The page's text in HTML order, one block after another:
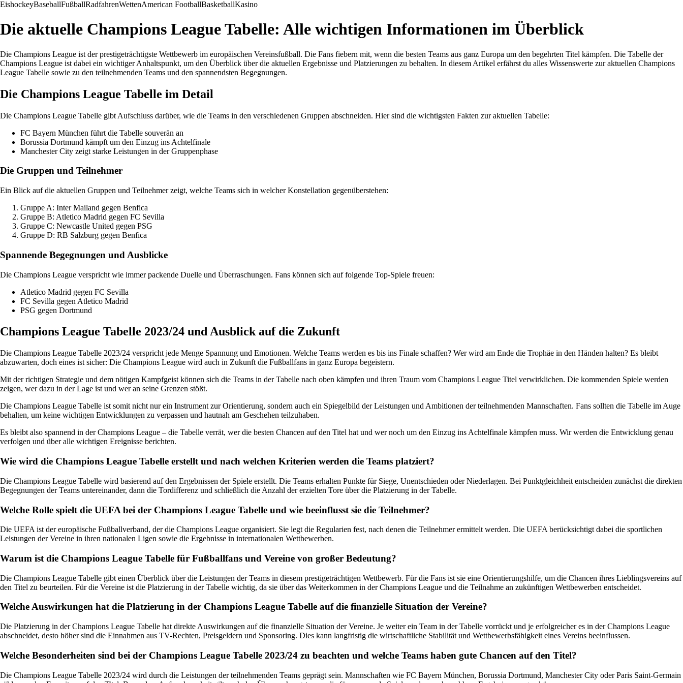
EishockeyBaseballFußballRadfahrenWettenAmerican FootballBasketballKasino
Die aktuelle Champions League Tabelle: Alle wichtigen Informationen im Überblick
Die Champions League ist der prestigeträchtigste Wettbewerb im europäischen Vereinsfußball. Die Fans fiebern mit, wenn die besten Teams aus ganz Europa um den begehrten Titel kämpfen. Die Tabelle der
Champions League ist dabei ein wichtiger Anhaltspunkt, um den Überblick über die aktuellen Ergebnisse und Platzierungen zu behalten. In diesem Artikel erfährst du alles Wissenswerte zur aktuellen Champions
League Tabelle sowie zu den teilnehmenden Teams und den spannendsten Begegnungen.
Die Champions League Tabelle im Detail
Die Champions League Tabelle gibt Aufschluss darüber, wie die Teams in den verschiedenen Gruppen abschneiden. Hier sind die wichtigsten Fakten zur aktuellen Tabelle:
FC Bayern München führt die Tabelle souverän an
Borussia Dortmund kämpft um den Einzug ins Achtelfinale
Manchester City zeigt starke Leistungen in der Gruppenphase
Die Gruppen und Teilnehmer
Ein Blick auf die aktuellen Gruppen und Teilnehmer zeigt, welche Teams sich in welcher Konstellation gegenüberstehen:
Gruppe A: Inter Mailand gegen Benfica
Gruppe B: Atletico Madrid gegen FC Sevilla
Gruppe C: Newcastle United gegen PSG
Gruppe D: RB Salzburg gegen Benfica
Spannende Begegnungen und Ausblicke
Die Champions League verspricht wie immer packende Duelle und Überraschungen. Fans können sich auf folgende Top-Spiele freuen:
Atletico Madrid gegen FC Sevilla
FC Sevilla gegen Atletico Madrid
PSG gegen Dortmund
Champions League Tabelle 2023/24 und Ausblick auf die Zukunft
Die Champions League Tabelle 2023/24 verspricht jede Menge Spannung und Emotionen. Welche Teams werden es bis ins Finale schaffen? Wer wird am Ende die Trophäe in den Händen halten? Es bleibt
abzuwarten, doch eines ist sicher: Die Champions League wird auch in Zukunft die Fußballfans in ganz Europa begeistern.
Mit der richtigen Strategie und dem nötigen Kampfgeist können sich die Teams in der Tabelle nach oben kämpfen und ihren Traum vom Champions League Titel verwirklichen. Die kommenden Spiele werden
zeigen, wer dazu in der Lage ist und wer an seine Grenzen stößt.
Die Champions League Tabelle ist somit nicht nur ein Instrument zur Orientierung, sondern auch ein Spiegelbild der Leistungen und Ambitionen der teilnehmenden Mannschaften. Fans sollten die Tabelle im Auge
behalten, um keine wichtigen Entwicklungen zu verpassen und hautnah am Geschehen teilzuhaben.
Es bleibt also spannend in der Champions League – die Tabelle verrät, wer die besten Chancen auf den Titel hat und wer noch um den Einzug ins Achtelfinale kämpfen muss. Wir werden die Entwicklung genau
verfolgen und über alle wichtigen Ereignisse berichten.
Wie wird die Champions League Tabelle erstellt und nach welchen Kriterien werden die Teams platziert?
Die Champions League Tabelle wird basierend auf den Ergebnissen der Spiele erstellt. Die Teams erhalten Punkte für Siege, Unentschieden oder Niederlagen. Bei Punktgleichheit entscheiden zunächst die direkten
Begegnungen der Teams untereinander, dann die Tordifferenz und schließlich die Anzahl der erzielten Tore über die Platzierung in der Tabelle.
Welche Rolle spielt die UEFA bei der Champions League Tabelle und wie beeinflusst sie die Teilnehmer?
Die UEFA ist der europäische Fußballverband, der die Champions League organisiert. Sie legt die Regularien fest, nach denen die Teilnehmer ermittelt werden. Die UEFA berücksichtigt dabei die sportlichen
Leistungen der Vereine in ihren nationalen Ligen sowie die Ergebnisse in internationalen Wettbewerben.
Warum ist die Champions League Tabelle für Fußballfans und Vereine von großer Bedeutung?
Die Champions League Tabelle gibt einen Überblick über die Leistungen der Teams in diesem prestigeträchtigen Wettbewerb. Für die Fans ist sie eine Orientierungshilfe, um die Chancen ihres Lieblingsvereins auf
den Titel zu beurteilen. Für die Vereine ist die Platzierung in der Tabelle wichtig, da sie über das Weiterkommen in der Champions League und die Teilnahme an zukünftigen Wettbewerben entscheidet.
Welche Auswirkungen hat die Platzierung in der Champions League Tabelle auf die finanzielle Situation der Vereine?
Die Platzierung in der Champions League Tabelle hat direkte Auswirkungen auf die finanzielle Situation der Vereine. Je weiter ein Team in der Tabelle vorrückt und je erfolgreicher es in der Champions League
abschneidet, desto höher sind die Einnahmen aus TV-Rechten, Preisgeldern und Sponsoring. Dies kann langfristig die wirtschaftliche Stabilität und Wettbewerbsfähigkeit eines Vereins beeinflussen.
Welche Besonderheiten sind bei der Champions League Tabelle 2023/24 zu beachten und welche Teams haben gute Chancen auf den Titel?
Die Champions League Tabelle 2023/24 wird durch die Leistungen der teilnehmenden Teams geprägt sein. Mannschaften wie FC Bayern München, Borussia Dortmund, Manchester City oder Paris Saint-Germain